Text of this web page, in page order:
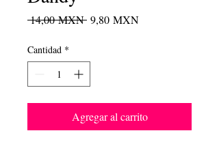
14,00 MXN Precio
9,80 MXNPrecio
Cantidad *
Agregar al carrito